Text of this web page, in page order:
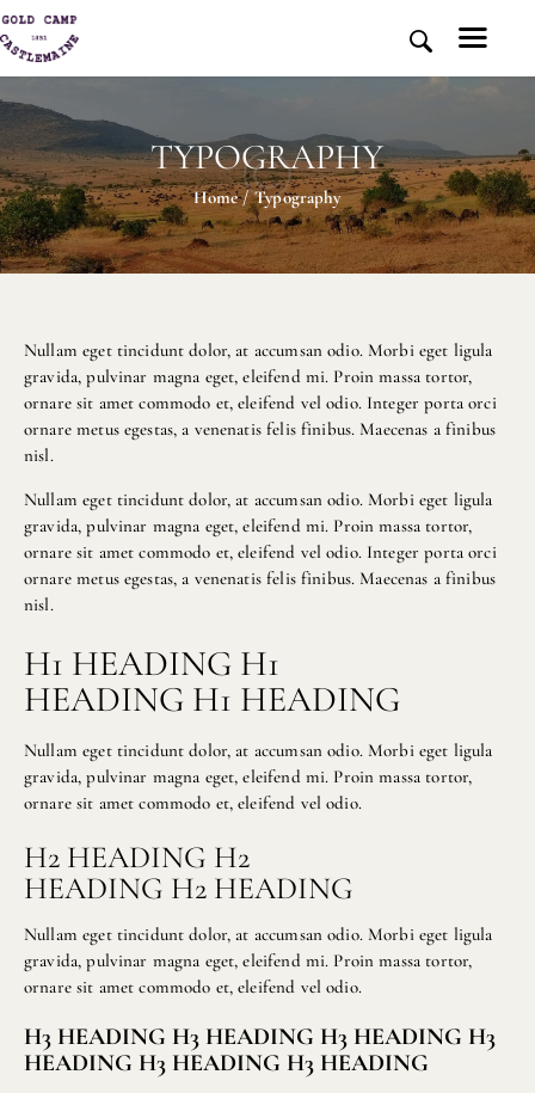
TYPOGRAPHY
Home Typography
HOME
HISTORY AND PLACE
NEWS
MEDIA
CONTACT US
DONATE
Nullam eget tincidunt dolor, at accumsan odio. Morbi eget ligula
gravida, pulvinar magna eget, eleifend mi. Proin massa tortor,
ornare sit amet commodo et, eleifend vel odio. Integer porta orci
ornare metus egestas, a venenatis felis finibus. Maecenas a finibus
nisl.
Nullam eget tincidunt dolor, at accumsan odio. Morbi eget ligula
gravida, pulvinar magna eget, eleifend mi. Proin massa tortor,
ornare sit amet commodo et, eleifend vel odio. Integer porta orci
ornare metus egestas, a venenatis felis finibus. Maecenas a finibus
nisl.
H1 HEADING H1
HEADING H1 HEADING
Nullam eget tincidunt dolor, at accumsan odio. Morbi eget ligula
gravida, pulvinar magna eget, eleifend mi. Proin massa tortor,
ornare sit amet commodo et, eleifend vel odio.
H2 HEADING H2
HEADING H2 HEADING
Nullam eget tincidunt dolor, at accumsan odio. Morbi eget ligula
gravida, pulvinar magna eget, eleifend mi. Proin massa tortor,
ornare sit amet commodo et, eleifend vel odio.
H3 HEADING H3 HEADING H3 HEADING H3
HEADING H3 HEADING H3 HEADING